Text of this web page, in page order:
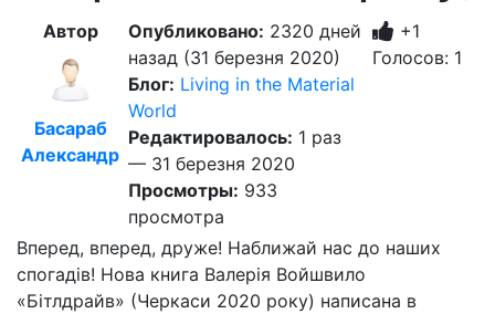
Автор
Басараб
Александр
Опубликовано: 2320 дней
назад (31 березня 2020)
Блог: Living in the Material
World
Редактировалось: 1 раз
— 31 березня 2020
Просмотры: 933
просмотра
+1
Голосов: 1
Вперед, вперед, друже! Наближай нас до наших
спогадів! Нова книга Валерія Войшвило
«Бітлдрайв» (Черкаси 2020 року) написана в